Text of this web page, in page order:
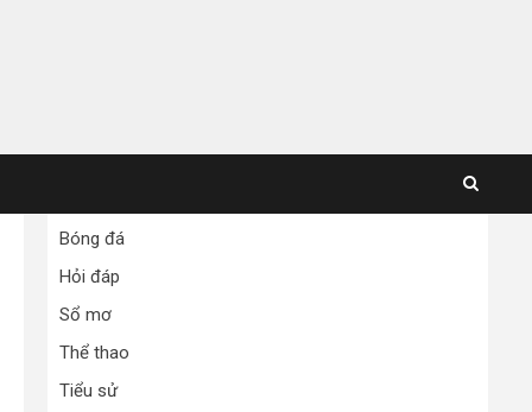
Bóng đá
Hỏi đáp
Sổ mơ
Thể thao
Tiểu sử